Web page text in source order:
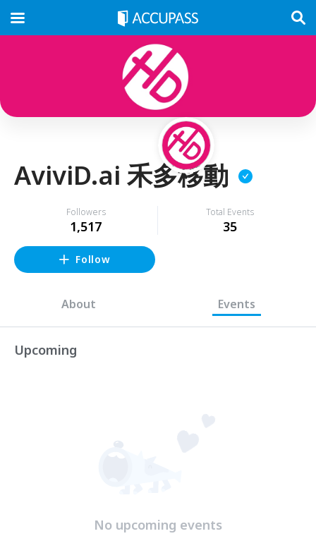
AviviD.ai 禾多移動
Followers
1,517
Total Events
35
Follow
About Events
Upcoming
No upcoming events